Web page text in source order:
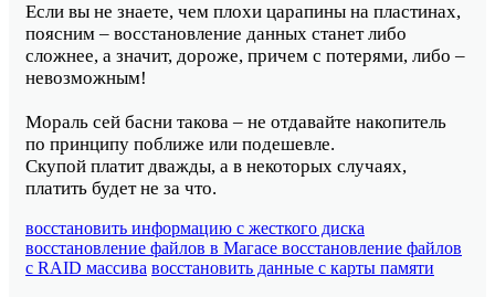
Если вы не знаете, чем плохи царапины на пластинах,
поясним – восстановление данных станет либо
сложнее, а значит, дороже, причем с потерями, либо –
невозможным!
Мораль сей басни такова – не отдавайте накопитель
по принципу поближе или подешевле.
Скупой платит дважды, а в некоторых случаях,
платить будет не за что.
восстановить информацию с жесткого диска
восстановление файлов в Магасе восстановление файлов
с RAID массива восстановить данные с карты памяти